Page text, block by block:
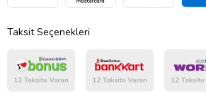
Taksit Seçenekleri